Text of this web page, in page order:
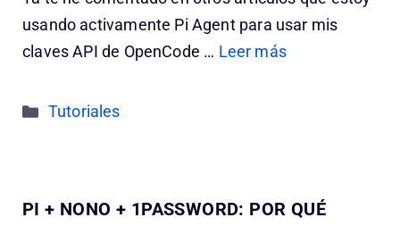
usando activamente Pi Agent para usar mis
claves API de OpenCode … Leer más
Categorías
Tutoriales
PI + NONO + 1PASSWORD: POR QUÉ